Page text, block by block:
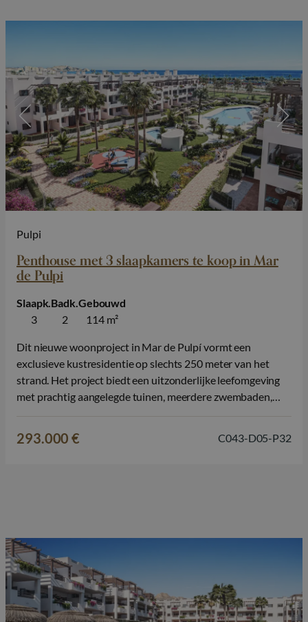
Pulpi
Penthouse met 3 slaapkamers te koop in Mar
de Pulpi
3
Slaapk.
2
Badk.
114 m²
Gebouwd
Dit nieuwe woonproject in Mar de Pulpí vormt een
exclusieve kustresidentie op slechts 250 meter van het
strand. Het project biedt een uitzonderlijke leefomgeving
met prachtig aangelegde tuinen, meerdere zwembaden,
rustige, natuurrijke omgeving, terwijl alle voorzieningen…
293.000 € C043-D05-P32